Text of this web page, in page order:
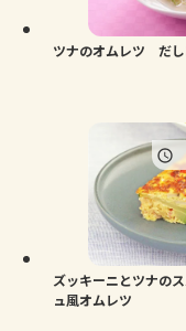
お買い物
ツナのオムレツ だし
ズッキーニとツナの
ュ風オムレツ